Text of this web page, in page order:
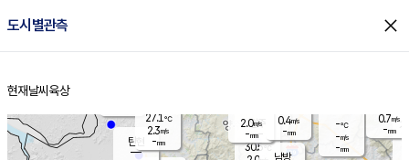
도시별관측 close
홈
현재날씨 육상
양주
30.5℃
-℃
-m/s
-mm
탄현
0.7m/s
-mm
남방
2.0m/s
-mm
27.1℃
2.3m/s
-mm
0.4m/s
-mm